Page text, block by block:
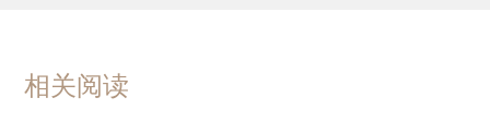
相关阅读